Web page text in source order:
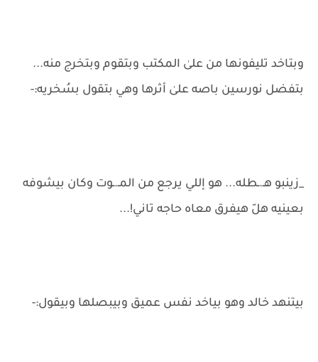
وبتاخد تليفونها من علىٰ المكتب وبتقوم وبتخرج منه...
بتفضل نورسين باصه علىٰ أثرها وهي بتقول بسُخريه:-
_زينبو هـ.ـطله... هو إللي يرجع من المـ.ـوت وكان بيشوفه
بعينيه هلّ هيفرق معاه حاجه تاني!...
بيتنهد خالد وهو بياخد نفس عميق وبيبصلها وبيقول:-